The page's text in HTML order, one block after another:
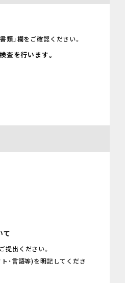
類」欄をご確認ください。
査を行います。
て
提出ください。
・言語等)を明記してくださ